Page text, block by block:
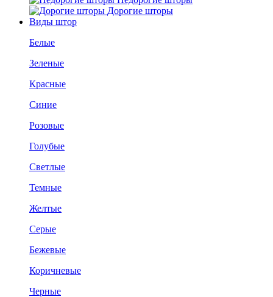
Дорогие шторы
Виды штор
Белые
Зеленые
Красные
Синие
Розовые
Голубые
Светлые
Темные
Желтые
Серые
Бежевые
Коричневые
Черные